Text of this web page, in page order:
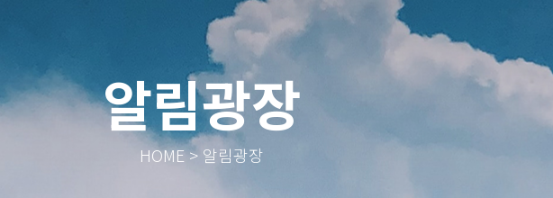
알림광장
HOME > 알림광장